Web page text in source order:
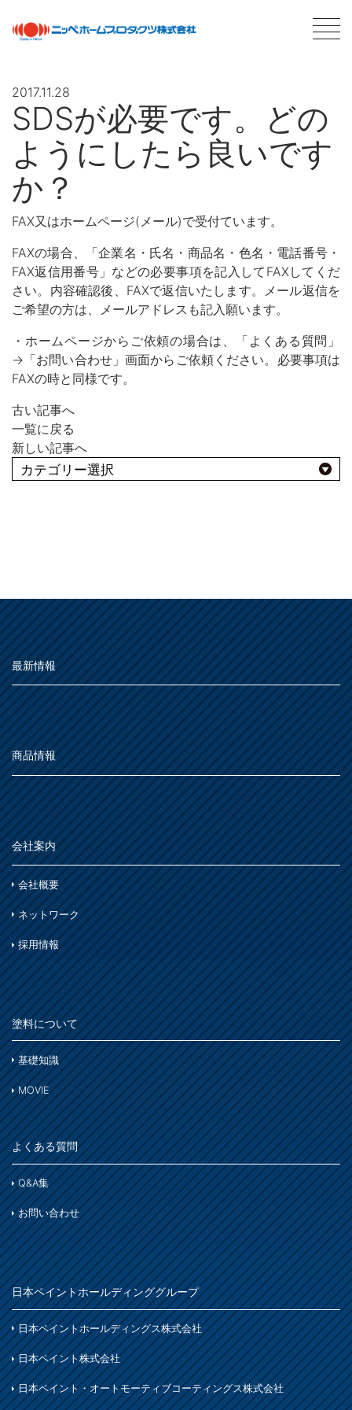
最新情報 NEWS
商品情報 PRODUCTS
会社概要
ネットワーク
採用情報
塗料について ABOUT PAINT
基礎知識
MOVIE
よくある質問
Q&A集
用語集
お問い合わせ
SDSお問い合わせ SDS
個人情報について PRIVACY POLICY
オンラインショップ ONLINE SHOP
2017.11.28
SDSが必要です。どの
ようにしたら良いです
か？
FAX又はホームページ(メール)で受付ています。
FAXの場合、「企業名・氏名・商品名・色名・電話番号・
FAX返信用番号」などの必要事項を記入してFAXしてくだ
さい。内容確認後、FAXで返信いたします。メール返信を
ご希望の方は、メールアドレスも記入願います。
・ホームページからご依頼の場合は、「よくある質問」
→「お問い合わせ」画面からご依頼ください。必要事項は
FAXの時と同様です。
古い記事へ
一覧に戻る
新しい記事へ
その他
仕様
木部
鉄部・プラスチック製品
屋根
トタン屋根
セメント・ベスト瓦屋根
木部
プラスチック製品
外壁・塀
コンクリート壁・リシン壁・サイディング壁・ブロック壁
石材・タイル
木部
コンクリート基礎
門扉・手すり・ドア・雨戸
木部
鉄部
アルミ
ステンレス
コンクリート
床・ベランダ・屋上
コンクリート床・アスファルト
ガーデン
プラスチック製品
木部
鉄製品
着色
ホビー・工作
石材・タイル
着色
木部
屋内
その他
浴室
石材・タイル
ステンレス
室内壁・天井
ビニール壁紙・石膏ボード
砂壁・繊維壁
コンクリート・モルタル壁
木部
浴室
窓枠・ドア・棚
木部
鉄部
アルミ
家具・電化製品
木部
ホビー・工作
木部
鉄部
紙・発泡スチロール
その他
ガーデン
着色
種類別
うすめ液
その他
下地処理・塗装関連・その他
水性多用途
室内壁・浴室
鉄部・木部・アルミ(油性)
さび止め
トタン屋根
かわら屋根
コンクリート床・アスファルト
外壁・塀
ガーデン木部
木部ステイン・ニス・ワックス
スプレー
ホビー・工作
塗装用具
用語集
あ
か
さ
た
な
は
ま
や
ら
わ
シーン別
雨天
木に塗る
最新情報
商品情報
会社案内
会社概要
ネットワーク
採用情報
塗料について
基礎知識
MOVIE
よくある質問
Q&A集
お問い合わせ
日本ペイントホールディンググループ
日本ペイントホールディングス株式会社
日本ペイント株式会社
日本ペイント・オートモーティブコーティングス株式会社